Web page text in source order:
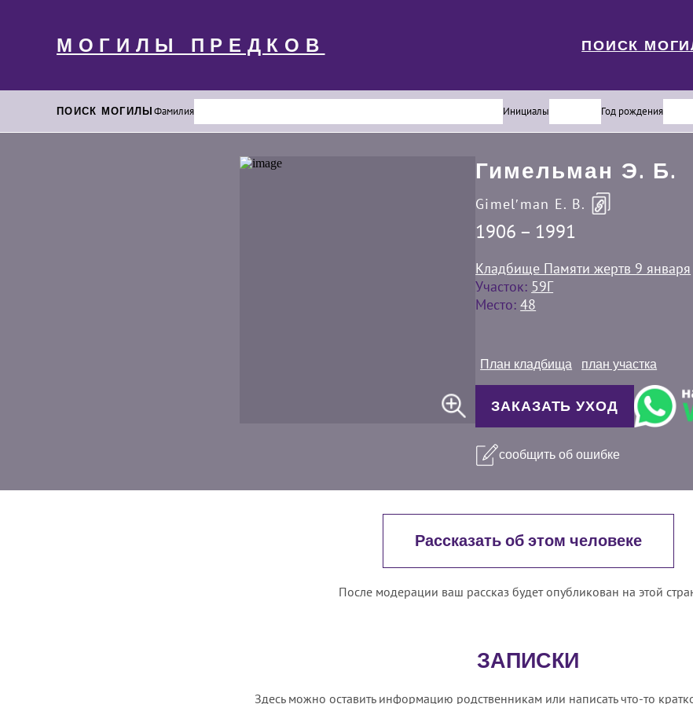
МОГИЛЫ ПРЕДКОВ ПОИСК
ПОИСК МОГИЛЫФамилия Инициалы Год рождения
Гимельман Э. Б.
Gimelʹman E. B.
1906 – 1991
Кладбище Памяти жертв 9 января
Участок: 59Г
Место: 48
План кладбища план участка
ЗАКАЗАТЬ УХОД
сообщить об ошибке
Рассказать об этом человеке
После модерации ваш рассказ будет опубликован на этой
ЗАПИСКИ
Здесь можно оставить информацию родственникам или написать что-то